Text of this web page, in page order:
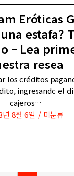
Eróticas
estafa?
– Lea
resea
los créditos
ingresando el
cajeros…
년 8월 6일
미분류